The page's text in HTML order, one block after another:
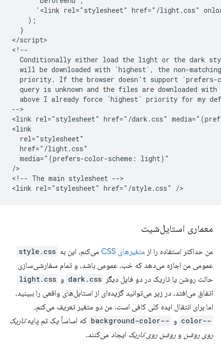
'<link rel="stylesheet" href="/light.css"
    );
  }
</script>
<!--
Conditionally either load the light or the dark
will be downloaded with `highest`, the non-
priority. If the browser doesn't support
query is unknown and the files are downloaded
above I already force `highest` priority for my
-->
<link rel="stylesheet" href="/dark.css"
<link
  rel="stylesheet"
  href="/light.css"
  media="(prefers-color-scheme: light)"
/>
<!-- The main stylesheet -->
معماری استایل‌شیت
من حداکثر استفاده را از متغیرهای CSS می‌کنم، این به style.css
عمومی من اجازه می‌دهد که خب، عمومی باشد، و تمام سفارشی‌سازی
حالت روشن یا تاریک در دو فایل دیگر dark.css و light.css
اتفاق می‌افتد. در زیر می‌توانید گزیده‌ای از استایل‌های واقعی را ببینید،
اما برای انتقال ایده کلی کافی است. من دو متغیر تعریف می‌کنم،
-⁠-⁠color و -⁠-⁠background-color که اساساً یک تم پایهتاریک
روی روشن و روشن روی تاریک ایجاد می‌کنند.